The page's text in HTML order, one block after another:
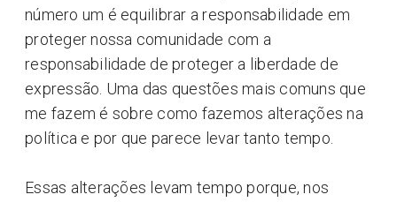
número um é equilibrar a responsabilidade em
proteger nossa comunidade com a
responsabilidade de proteger a liberdade de
expressão. Uma das questões mais comuns que
me fazem é sobre como fazemos alterações na
política e por que parece levar tanto tempo.
Essas alterações levam tempo porque, nos